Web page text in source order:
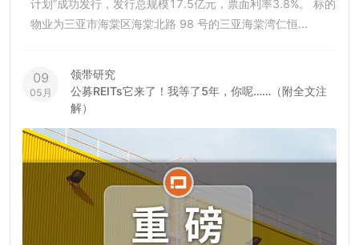
计划”成功发行，发行总规模17.5亿元，票面利率3.8%。 标的
物业为三亚市海棠区海棠北路 98 号的三亚海棠湾仁恒...
09
05月
领带研究
公募REITs它来了！我等了5年，你呢……（附全文注
解）